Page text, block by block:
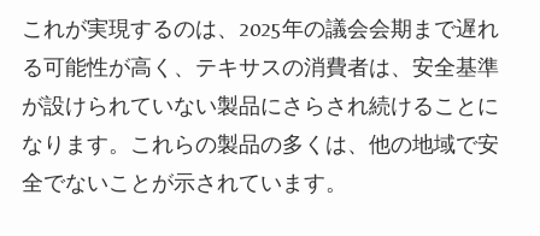
これが実現するのは、2025年の議会会期まで遅れ
る可能性が高く、テキサスの消費者は、安全基準
が設けられていない製品にさらされ続けることに
なります。これらの製品の多くは、他の地域で安
全でないことが示されています。